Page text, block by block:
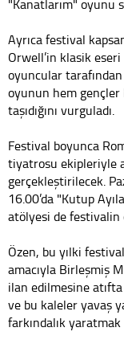
"Kanatlarım" oyunu
Ayrıca festival
Orwell’in klasik
oyuncular
oyunun hem
taşıdığını vurguladı.
Festival boyunca
tiyatrosu ekipleriyle
gerçekleştirilecek.
16.00’da "Kutup
atölyesi de festivalin
Özen, bu yılki
amacıyla Birleşmiş
ilan edilmesine
ve bu kaleler yavaş
farkındalık